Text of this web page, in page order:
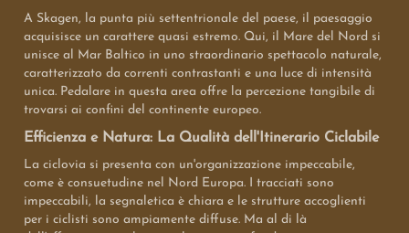
A Skagen, la punta più settentrionale del paese, il paesaggio
acquisisce un carattere quasi estremo. Qui, il Mare del Nord si
unisce al Mar Baltico in uno straordinario spettacolo naturale,
caratterizzato da correnti contrastanti e una luce di intensità
unica. Pedalare in questa area offre la percezione tangibile di
trovarsi ai confini del continente europeo.
Efficienza e Natura: La Qualità dell'Itinerario Ciclabile
La ciclovia si presenta con un'organizzazione impeccabile,
come è consuetudine nel Nord Europa. I tracciati sono
impeccabili, la segnaletica è chiara e le strutture accoglienti
per i ciclisti sono ampiamente diffuse. Ma al di là